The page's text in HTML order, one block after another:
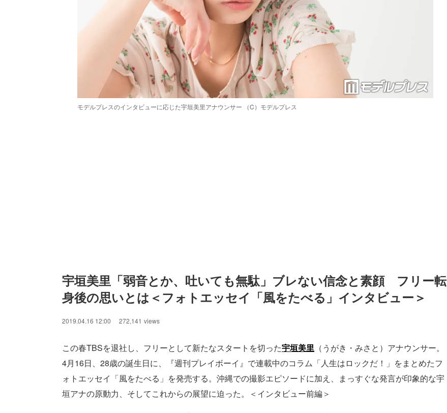
モデルプレスのインタビューに応じた宇垣美里アナウンサー （C）モデルプレス
宇垣美里「弱音とか、吐いても無駄」ブレない信念と素顔　フリー転
身後の思いとは＜フォトエッセイ「風をたべる」インタビュー＞
2019.04.16 12:00 272,141 views
この春TBSを退社し、フリーとして新たなスタートを切った宇垣美里 （うがき・みさと）アナウンサー。
4月16日、28歳の誕生日に、『週刊プレイボーイ』で連載中のコラム「人生はロックだ！」をまとめたフ
ォトエッセイ「風をたべる」を発売する。沖縄での撮影エピソードに加え、まっすぐな発言が印象的な宇
垣アナの原動力、そしてこれからの展望に迫った。＜インタビュー前編＞